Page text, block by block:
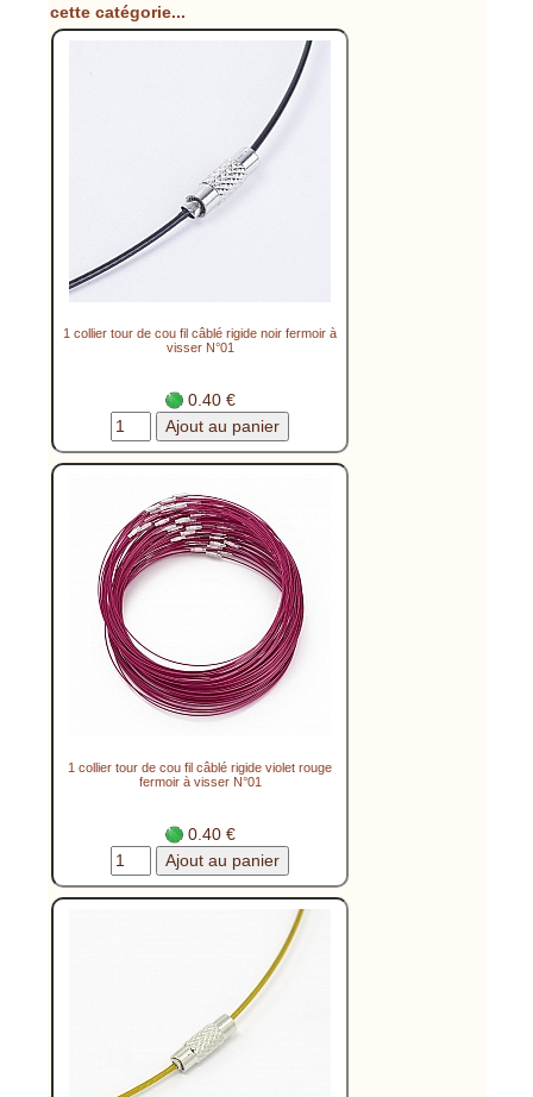
cette catégorie...
1 collier tour de cou fil câblé rigide noir fermoir à
visser N°01
0.40 €
1 collier tour de cou fil câblé rigide violet rouge
fermoir à visser N°01
0.40 €